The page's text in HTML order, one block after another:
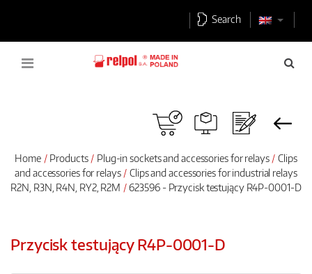
Search
Home Products Plug-in sockets and accessories for relays
Clips
and accessories for relays
Clips and accessories for industrial relays
R2N, R3N, R4N, RY2, R2M
623596 - Przycisk testujący R4P-0001-D
Przycisk testujący R4P-0001-D